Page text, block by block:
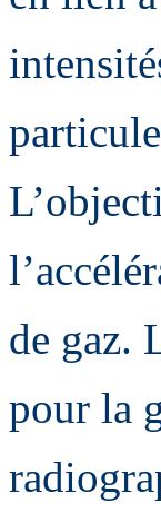
de gaz.
pour la